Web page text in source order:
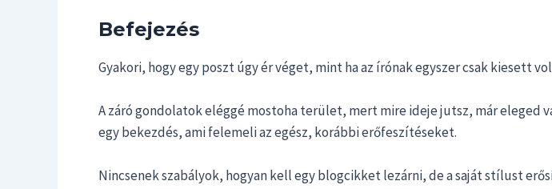
Befejezés
Gyakori, hogy egy poszt úgy ér véget, mint ha az írónak egyszer csak kiesett
A záró gondolatok eléggé mostoha terület, mert mire ideje jutsz, már eleged
egy bekezdés, ami felemeli az egész, korábbi erőfeszítéseket.
Nincsenek szabályok, hogyan kell egy blogcikket lezárni, de a saját stílust